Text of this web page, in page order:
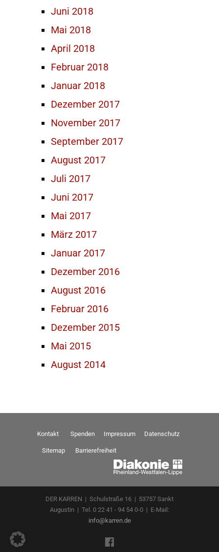
Juni 2018
Mai 2018
April 2018
Februar 2018
Januar 2018
Dezember 2017
November 2017
September 2017
August 2017
Juli 2017
Juni 2017
Mai 2017
März 2017
Januar 2017
Dezember 2016
August 2016
Februar 2016
Dezember 2015
Mai 2015
August 2014
Kontakt Spenden Impressum Datenschutz
Sitemap Barrierefreiheit
DER KARREN | Schulstraße 16 | 53757 Sankt
Augustin | Tel. 0 22 41 - 94 54 0-0 | E-Mail:
info@karren.de